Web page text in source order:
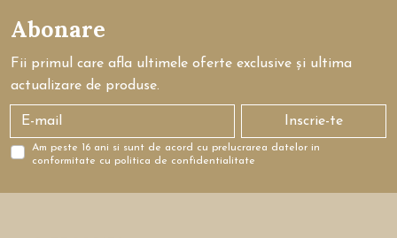
Abonare
Fii primul care afla ultimele oferte exclusive și ultima
actualizare de produse.
Inscrie-te
Am peste 16 ani si sunt de acord cu prelucrarea datelor in
conformitate cu politica de confidentialitate